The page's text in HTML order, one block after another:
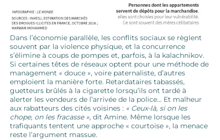
Dans l’économie parallèle, les conflits sociaux se règlent
souvent par la violence physique, et la concurrence
s’élimine à coups de pompes et, parfois, à la kalachnikov.
Si certaines têtes de réseaux optent pour une méthode de
management « douce », voire paternaliste, d’autres
emploient la manière forte. Retardataires tabassés,
guetteurs brûlés à la cigarette lorsqu’ils ont tardé à
alerter les vendeurs de l’arrivée de la police… Et malheur
aux rabatteurs des cités voisines : « Ceux-là, si on les
chope, on les fracasse », dit Amine. Même lorsque les
trafiquants tentent une approche « courtoise », la menace
reste l’argument massue.